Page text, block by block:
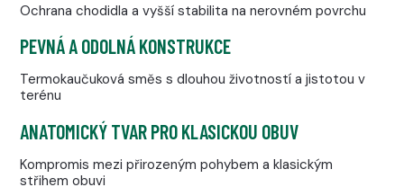
Ochrana chodidla a vyšší stabilita na nerovném povrchu
PEVNÁ A ODOLNÁ KONSTRUKCE
Termokaučuková směs s dlouhou životností a jistotou v
terénu
ANATOMICKÝ TVAR PRO KLASICKOU OBUV
Kompromis mezi přirozeným pohybem a klasickým
střihem obuvi